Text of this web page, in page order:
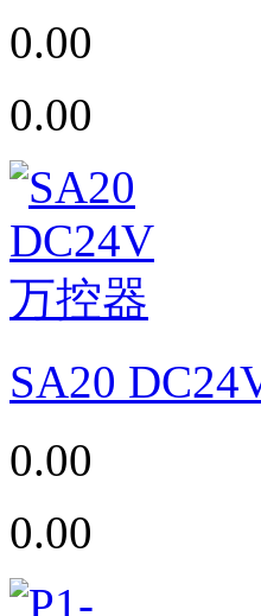
0.00
0.00
SA20
0.00
0.00